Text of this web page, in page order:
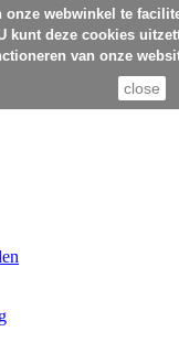
webwinkel te
kunt deze cookies
van onze
close